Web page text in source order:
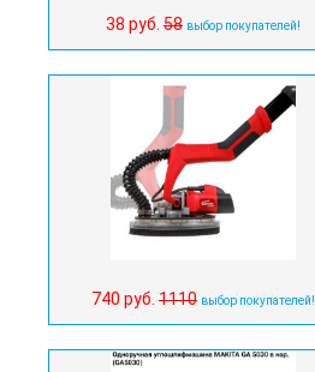
38 руб. 58 выбор покупателей!
740 руб. 1110 выбор покупателей!